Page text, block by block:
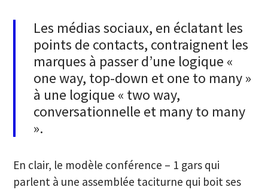
Les médias sociaux, en éclatant les
points de contacts, contraignent les
marques à passer d’une logique «
one way, top-down et one to many »
à une logique « two way,
conversationnelle et many to many
».
En clair, le modèle conférence – 1 gars qui
parlent à une assemblée taciturne qui boit ses